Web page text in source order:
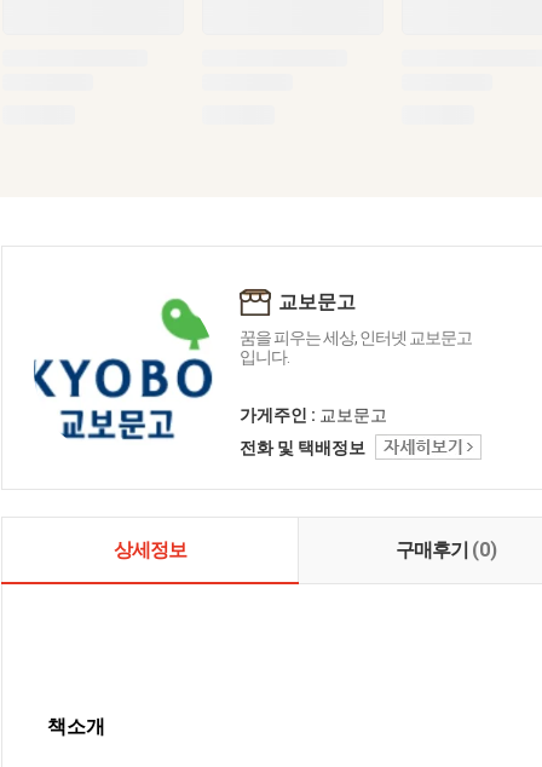
교보문고
꿈을 피우는 세상, 인터넷 교보문고
입니다.
가게주인 : 교보문고
전화 및 택배정보
상세정보 구매후기 (0)
책소개